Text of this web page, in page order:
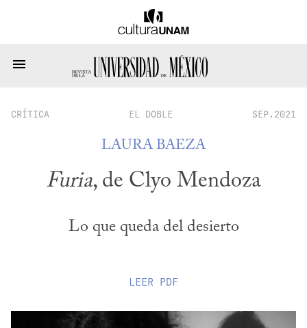
CRÍTICA EL DOBLE SEP.2021
LAURA BAEZA
Furia, de Clyo Mendoza
Lo que queda del desierto
LEER PDF